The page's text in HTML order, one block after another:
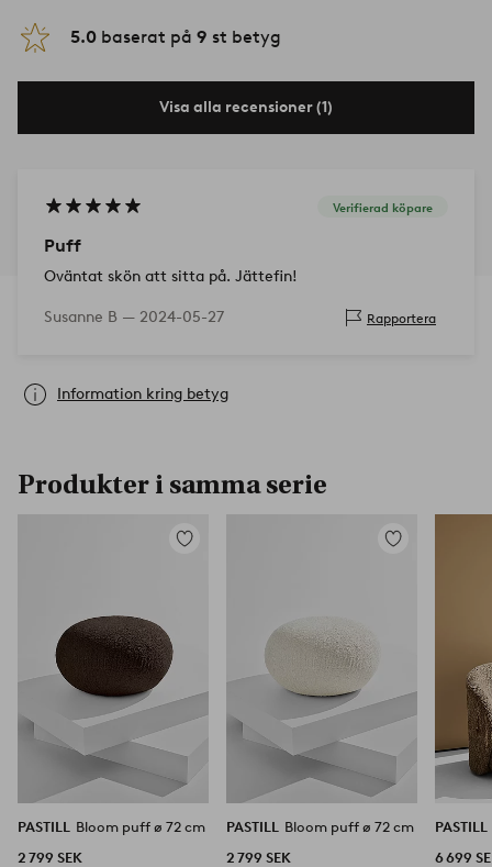
5.0 baserat på 9 st betyg
Visa alla recensioner (1)
Verifierad köpare
Puff
Oväntat skön att sitta på. Jättefin!
Susanne B — 2024-05-27 Rapportera
Information kring betyg
Produkter i samma serie
Lägg
PASTILL
Bloom puff ø 72 cm
2 799 SEK
Lägg
PASTILL
Bloom puff ø 72 cm
2 799 SEK
PASTILL
6 699